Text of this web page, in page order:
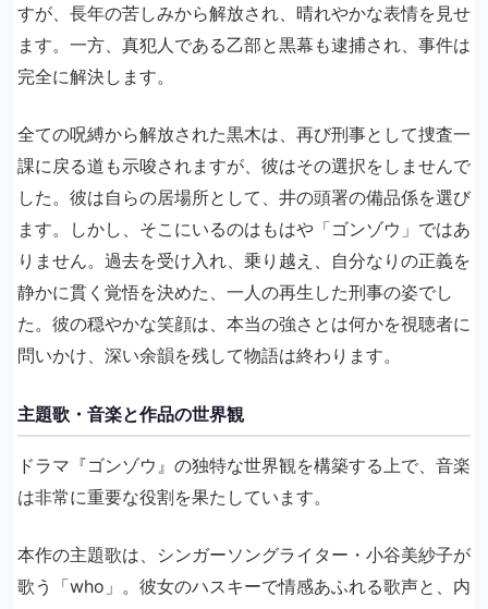
すが、長年の苦しみから解放され、晴れやかな表情を見せ
ます。一方、真犯人である乙部と黒幕も逮捕され、事件は
完全に解決します。
全ての呪縛から解放された黒木は、再び刑事として捜査一
課に戻る道も示唆されますが、彼はその選択をしませんで
した。彼は自らの居場所として、井の頭署の備品係を選び
ます。しかし、そこにいるのはもはや「ゴンゾウ」ではあ
りません。過去を受け入れ、乗り越え、自分なりの正義を
静かに貫く覚悟を決めた、一人の再生した刑事の姿でし
た。彼の穏やかな笑顔は、本当の強さとは何かを視聴者に
問いかけ、深い余韻を残して物語は終わります。
主題歌・音楽と作品の世界観
ドラマ『ゴンゾウ』の独特な世界観を構築する上で、音楽
は非常に重要な役割を果たしています。
本作の主題歌は、シンガーソングライター・小谷美紗子が
歌う「who」。彼女のハスキーで情感あふれる歌声と、内